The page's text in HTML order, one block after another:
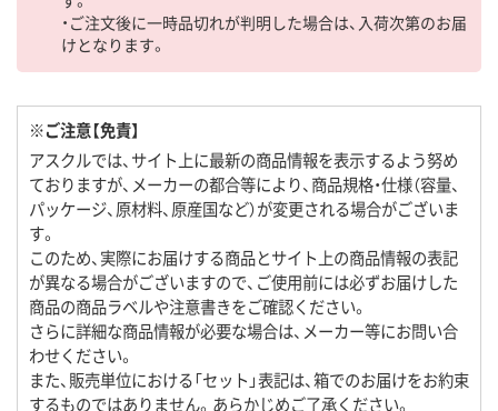
・ご注文後に一時品切れが判明した場合は、入荷次第のお届
けとなります。
※ご注意【免責】
アスクルでは、サイト上に最新の商品情報を表示するよう努め
ておりますが、メーカーの都合等により、商品規格・仕様（容量、
パッケージ、原材料、原産国など）が変更される場合がございま
す。
このため、実際にお届けする商品とサイト上の商品情報の表記
が異なる場合がございますので、ご使用前には必ずお届けした
商品の商品ラベルや注意書きをご確認ください。
さらに詳細な商品情報が必要な場合は、メーカー等にお問い合
わせください。
また、販売単位における「セット」表記は、箱でのお届けをお約束
するものではありません。あらかじめご了承ください。